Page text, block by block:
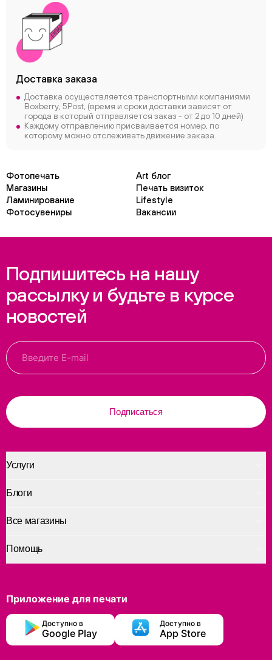
Доставка заказа
Доставка осуществляется транспортными компаниями
Boxberry, 5Post, (время и сроки доставки зависят от
города в который отправляется заказ - от 2 до 10 дней)
Каждому отправлению присваивается номер, по
которому можно отслеживать движение заказа.
Фотопечать
Art блог
Магазины
Печать визиток
Ламинирование
Lifestyle
Фотосувениры
Вакансии
Подпишитесь на нашу
рассылку и будьте в курсе
новостей
Подписаться
Услуги
Помощь
Блоги
Все магазины
Приложение для печати
Доступно в
Google Play
Доступно в
App Store